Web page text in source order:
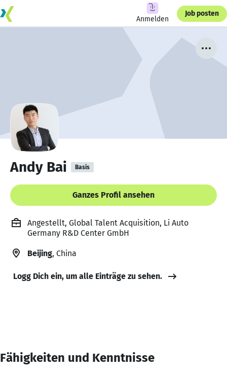
Anmelden
Job posten
Andy Bai Basis
Ganzes Profil ansehen
Angestellt, Global Talent Acquisition, Li Auto
Germany R&D Center GmbH
Beijing, China
Logg Dich ein, um alle Einträge zu sehen.
Fähigkeiten und Kenntnisse